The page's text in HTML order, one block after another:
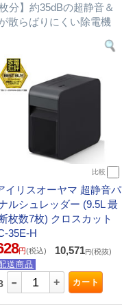
分】約35dBの超静音＆
散らばりにくい除電機
比較
イリスオーヤマ 超静音パ
ルシュレッダー (9.5L 最
枚数7枚) クロスカット
35E-H
円(税込) 10,571円(税抜)
送商品
- + カート